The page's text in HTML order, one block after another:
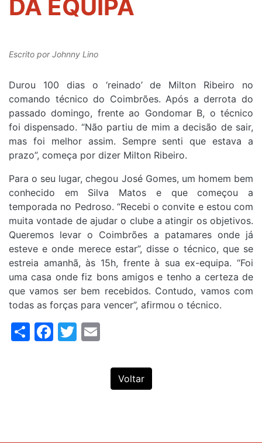
DA EQUIPA
Escrito porJohnny Lino
Durou 100 dias o ‘reinado’ de Milton Ribeiro no
comando técnico do Coimbrões. Após a derrota do
passado domingo, frente ao Gondomar B, o técnico
foi dispensado. “Não partiu de mim a decisão de sair,
mas foi melhor assim. Sempre senti que estava a
prazo”, começa por dizer Milton Ribeiro.
Para o seu lugar, chegou José Gomes, um homem bem
conhecido em Silva Matos e que começou a
temporada no Pedroso. “Recebi o convite e estou com
muita vontade de ajudar o clube a atingir os objetivos.
Queremos levar o Coimbrões a patamares onde já
esteve e onde merece estar”, disse o técnico, que se
estreia amanhã, às 15h, frente à sua ex-equipa. “Foi
uma casa onde fiz bons amigos e tenho a certeza de
que vamos ser bem recebidos. Contudo, vamos com
todas as forças para vencer”, afirmou o técnico.
ShareFacebook
Twitter
Voltar